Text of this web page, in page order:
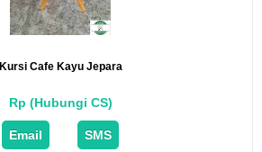
Kursi Cafe Kayu Jepara
Rp (Hubungi CS)
Email SMS